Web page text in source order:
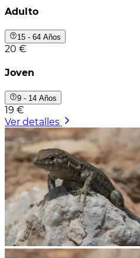
Adulto
15 - 64 Años
20 €
Joven
9 - 14 Años
19 €
Ver detalles